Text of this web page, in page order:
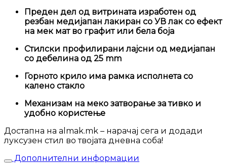
Преден дел од витрината изработен од
резбан медијапан лакиран со УВ лак со ефект
на мек мат во графит или бела боја
Стилски профилирани лајсни од медијапан
со дебелина од 25 mm
Горното крило има рамка исполнета со
калено стакло
Механизам на меко затворање за тивко и
удобно користење
Достапна на almak.mk – нарачај сега и додади
луксузен стил во твојата дневна соба!
Дополнителни информации